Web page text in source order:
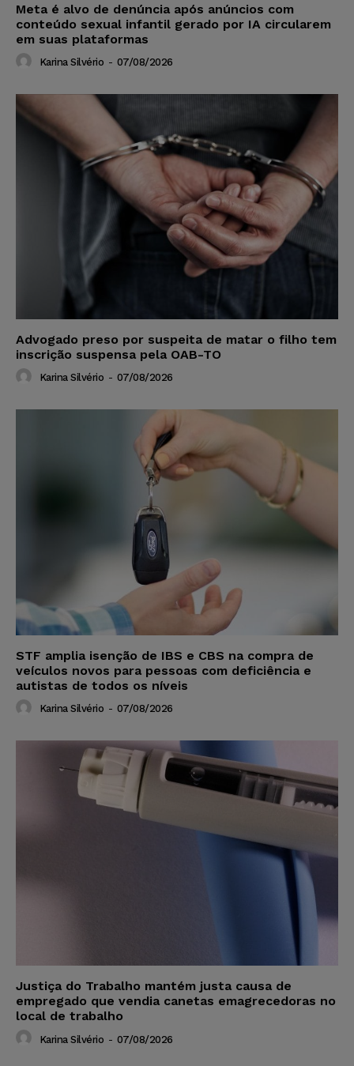
Meta é alvo de denúncia após anúncios com
conteúdo sexual infantil gerado por IA circularem
em suas plataformas
Karina Silvério - 07/08/2026
Advogado preso por suspeita de matar o filho tem
inscrição suspensa pela OAB-TO
Karina Silvério - 07/08/2026
STF amplia isenção de IBS e CBS na compra de
veículos novos para pessoas com deficiência e
autistas de todos os níveis
Karina Silvério - 07/08/2026
Justiça do Trabalho mantém justa causa de
empregado que vendia canetas emagrecedoras no
local de trabalho
Karina Silvério - 07/08/2026